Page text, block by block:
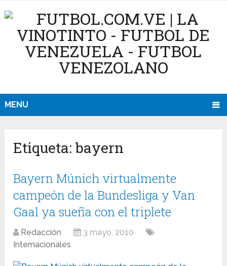
MENU
Etiqueta:bayern
Bayern Múnich virtualmente
campeón de la Bundesliga y Van
Gaal ya sueña con el triplete
Redacción
3 mayo, 2010
Internacionales